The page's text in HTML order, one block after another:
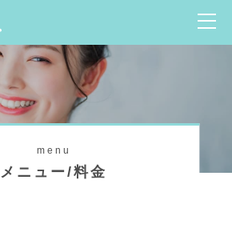
menu
メニュー/料金